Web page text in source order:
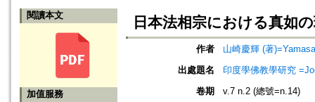
閱讀本文
加值服務
日本法相宗における真如
作者
山崎慶輝 (著
出處題名
印度學佛教學研究
卷期
v.7 n.2 (總號=n.14)